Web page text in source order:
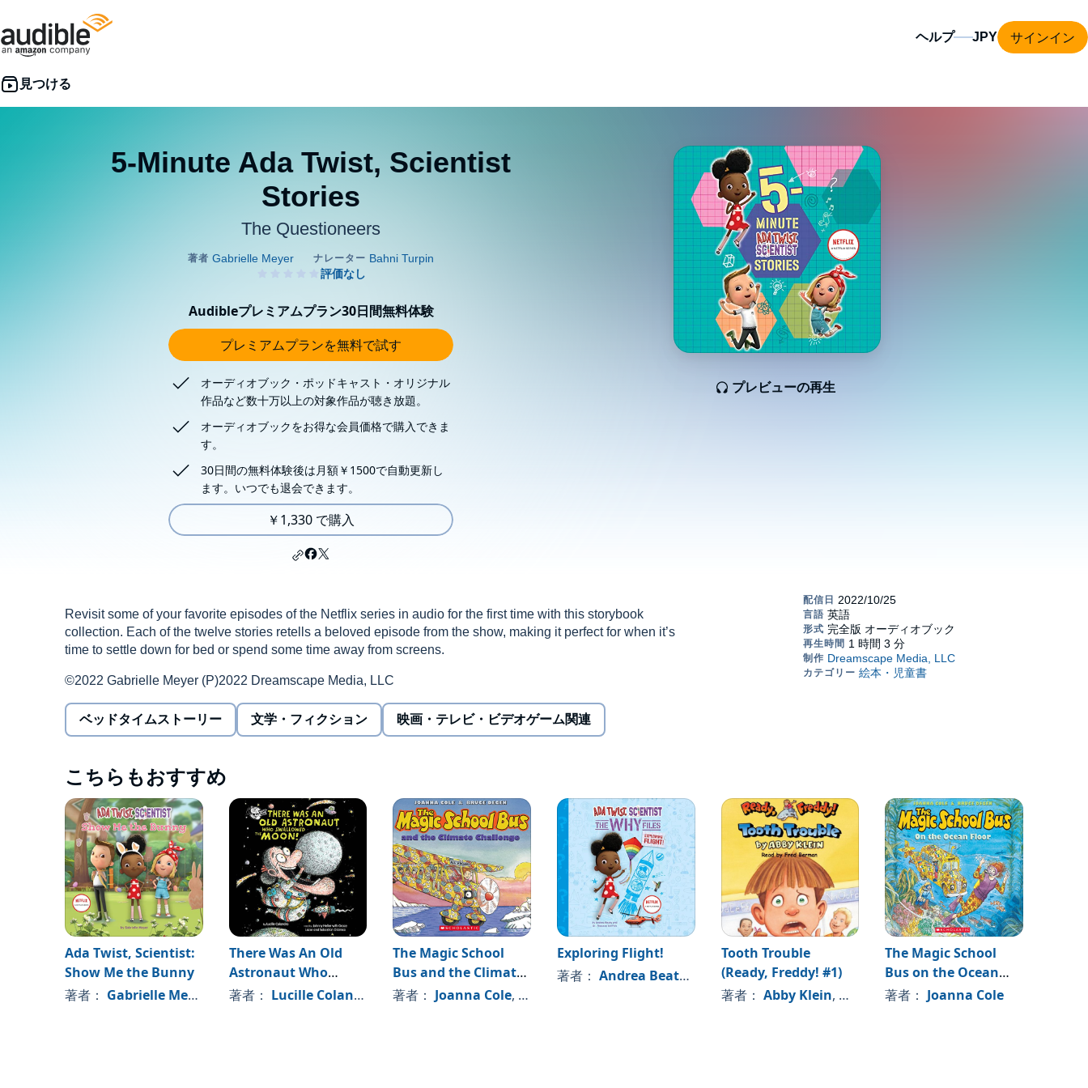
ヘルプ サインイン
5-Minute Ada Twist, Scientist
Stories
The Questioneers
プレビューの再生
Audibleプレミアムプラン30日間無料体験
プレミアムプランを無料で試す
オーディオブック・ポッドキャスト・オリジナル
作品など数十万以上の対象作品が聴き放題。
オーディオブックをお得な会員価格で購入できま
す。
30日間の無料体験後は月額￥1500で自動更新し
ます。いつでも退会できます。
￥1,330 で購入
Revisit some of your favorite episodes of the Netflix series in audio for the first time with this storybook
collection. Each of the twelve stories retells a beloved episode from the show, making it perfect for when it’s
time to settle down for bed or spend some time away from screens.
©2022 Gabrielle Meyer (P)2022 Dreamscape Media, LLC
ベッドタイムストーリー 文学・フィクション 映画・テレビ・ビデオゲーム関連
こちらもおすすめ
Ada Twist, Scientist:
Show Me the Bunny
著者： Gabrielle Meyer
There Was An Old
Astronaut Who
Swallowed the
著者： Lucille Colandro
The Magic School
Bus and the Climate
Challenge
著者： Joanna Cole, 、その他
Exploring Flight!
著者： Andrea Beaty , 、その他
Tooth Trouble
(Ready, Freddy! #1)
著者： Abby Klein, 、その他
The Magic School
Bus on the Ocean
Floor
著者： Joanna Cole